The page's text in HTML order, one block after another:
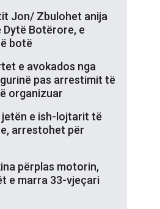
Jon/ Zbulohet anija
Dytë Botërore, e
botë
e avokados nga
pas arrestimit të
organizuar
e ish-lojtarit të
arrestohet për
përplas motorin,
e marra 33-vjeçari